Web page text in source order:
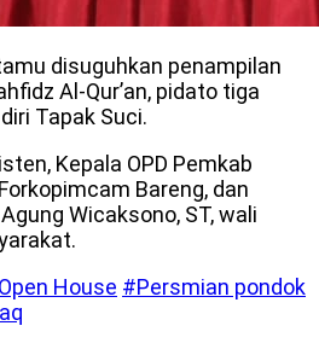
disuguhkan penampilan
Al-Qur’an, pidato tiga
Tapak Suci.
Kepala OPD Pemkab
Bareng, dan
Wicaksono, ST, wali
House #Persmian pondok